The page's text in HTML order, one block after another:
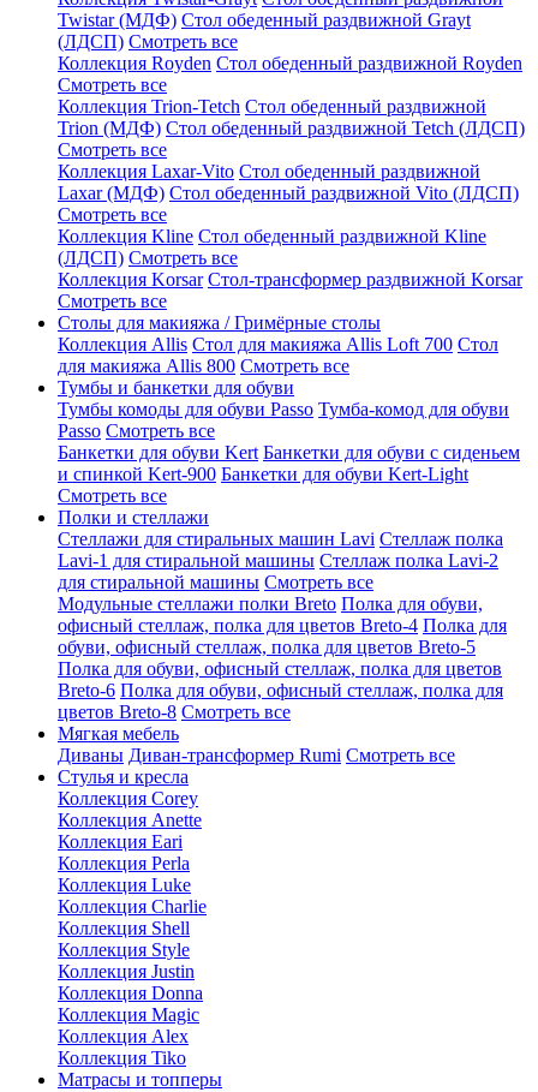
Twistar (МДФ) Стол обеденный раздвижной Grayt
(ЛДСП) Смотреть все
Коллекция Royden Стол обеденный раздвижной Royden
Смотреть все
Коллекция Trion-Tetch Стол обеденный раздвижной
Trion (МДФ) Стол обеденный раздвижной Tetch (ЛДСП)
Смотреть все
Коллекция Laxar-Vito Стол обеденный раздвижной
Laxar (МДФ) Стол обеденный раздвижной Vito (ЛДСП)
Смотреть все
Коллекция Kline Стол обеденный раздвижной Kline
(ЛДСП) Смотреть все
Коллекция Korsar Стол-трансформер раздвижной Korsar
Смотреть все
Столы для макияжа / Гримёрные столы
Коллекция Allis Стол для макияжа Allis Loft 700 Стол
для макияжа Allis 800 Смотреть все
Тумбы и банкетки для обуви
Тумбы комоды для обуви Passo Тумба-комод для обуви
Passo Смотреть все
Банкетки для обуви Kert Банкетки для обуви с сиденьем
и спинкой Kert-900 Банкетки для обуви Kert-Light
Смотреть все
Полки и стеллажи
Стеллажи для стиральных машин Lavi Стеллаж полка
Lavi-1 для стиральной машины Стеллаж полка Lavi-2
для стиральной машины Смотреть все
Модульные стеллажи полки Breto Полка для обуви,
офисный стеллаж, полка для цветов Breto-4 Полка для
обуви, офисный стеллаж, полка для цветов Breto-5
Полка для обуви, офисный стеллаж, полка для цветов
Breto-6 Полка для обуви, офисный стеллаж, полка для
цветов Breto-8 Смотреть все
Мягкая мебель
Диваны Диван-трансформер Rumi Смотреть все
Стулья и кресла
Коллекция Corey
Коллекция Anette
Коллекция Eari
Коллекция Perla
Коллекция Luke
Коллекция Charlie
Коллекция Shell
Коллекция Style
Коллекция Justin
Коллекция Donna
Коллекция Magic
Коллекция Alex
Коллекция Tiko
Матрасы и топперы